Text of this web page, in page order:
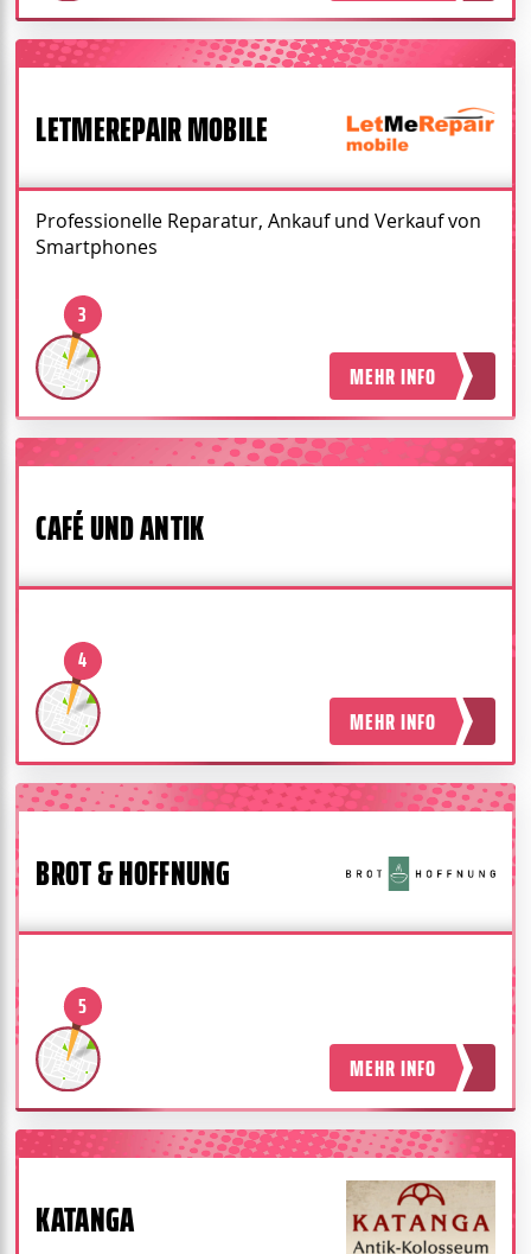
LETMEREPAIR MOBILE
Professionelle Reparatur, Ankauf und Verkauf von
Smartphones
3
MEHR INFO
CAFÉ UND ANTIK
4
MEHR INFO
BROT & HOFFNUNG
5
MEHR INFO
KATANGA